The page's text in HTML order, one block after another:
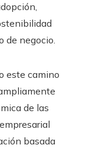
de negocio.
este camino
de las
basada